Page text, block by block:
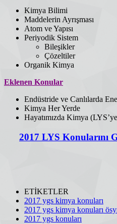
Kimya Bilimi
Maddelerin Ayrışması
Atom ve Yapısı
Periyodik Sistem
Bileşikler
Çözeltiler
Organik Kimya
Eklenen Konular
Endüstride ve Canlılarda
Kimya Her Yerde
Hayatımızda Kimya
2017 LYS Konularını
ETİKETLER
2017 ygs kimya konuları
2017 ygs kimya konuları
2017 ygs konuları